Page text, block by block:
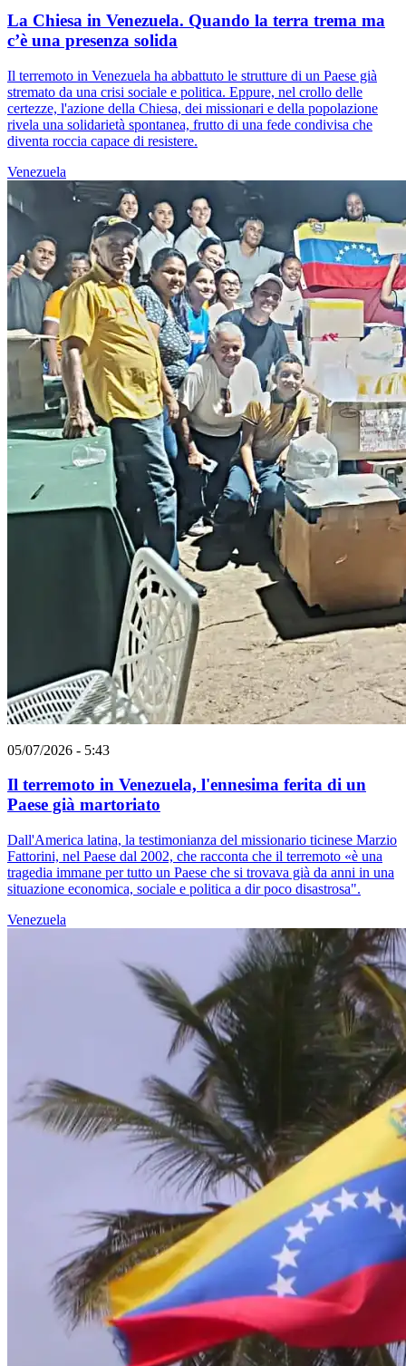
La Chiesa in Venezuela. Quando la terra trema ma
c’è una presenza solida
Il terremoto in Venezuela ha abbattuto le strutture di un Paese già
stremato da una crisi sociale e politica. Eppure, nel crollo delle
certezze, l'azione della Chiesa, dei missionari e della popolazione
rivela una solidarietà spontanea, frutto di una fede condivisa che
diventa roccia capace di resistere.
Venezuela
05/07/2026 - 5:43
Il terremoto in Venezuela, l'ennesima ferita di un
Paese già martoriato
Dall'America latina, la testimonianza del missionario ticinese Marzio
Fattorini, nel Paese dal 2002, che racconta che il terremoto «è una
tragedia immane per tutto un Paese che si trovava già da anni in una
situazione economica, sociale e politica a dir poco disastrosa".
Venezuela